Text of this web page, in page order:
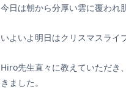
今日は朝から分厚い雲に覆われ
いよいよ明日はクリスマスライ
Hiro先生直々に教えていただき
きました。